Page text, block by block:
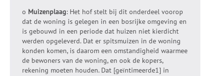
o Muizenplaag: Het hof stelt bij dit onderdeel voorop
dat de woning is gelegen in een bosrijke omgeving en
is gebouwd in een periode dat huizen niet kierdicht
werden opgeleverd. Dat er spitsmuizen in de woning
konden komen, is daarom een omstandigheid waarmee
de bewoners van de woning, en ook de kopers,
rekening moeten houden. Dat [geïntimeerde1] in